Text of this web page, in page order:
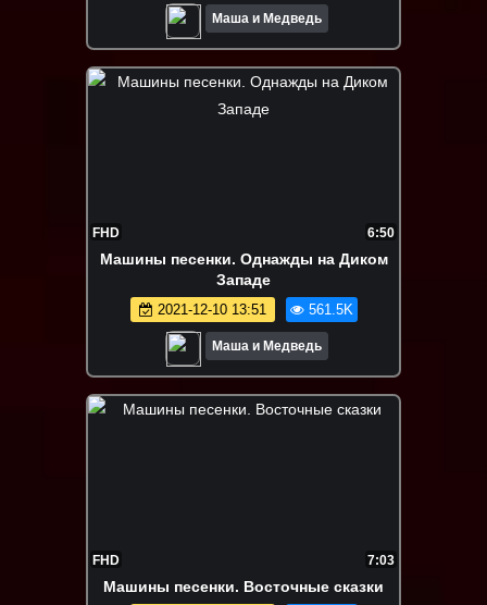
Маша и Медведь
FHD 6:50
Машины песенки. Однажды на Диком
Западе
2021-12-10 13:51 561.5K
Маша и Медведь
FHD 7:03
Машины песенки. Восточные сказки